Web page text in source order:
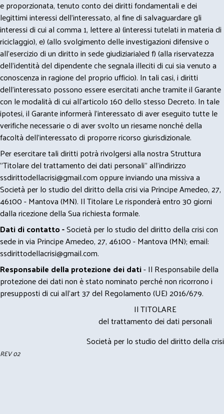
e proporzionata, tenuto conto dei diritti fondamentali e dei
legittimi interessi dell’interessato, al fine di salvaguardare gli
interessi di cui al comma 1, lettere a) (interessi tutelati in materia di
riciclaggio), e) (allo svolgimento delle investigazioni difensive o
all’esercizio di un diritto in sede giudiziaria)ed f) (alla riservatezza
dell’identità del dipendente che segnala illeciti di cui sia venuto a
conoscenza in ragione del proprio ufficio). In tali casi, i diritti
dell’interessato possono essere esercitati anche tramite il Garante
con le modalità di cui all’articolo 160 dello stesso Decreto. In tale
ipotesi, il Garante informerà l’interessato di aver eseguito tutte le
verifiche necessarie o di aver svolto un riesame nonché della
facoltà dell’interessato di proporre ricorso giurisdizionale.
Per esercitare tali diritti potrà rivolgersi alla nostra Struttura
"Titolare del trattamento dei dati personali" all'indirizzo
ssdirittodellacrisi@gmail.comoppure inviando una missiva a
Società per lo studio del diritto della crisi via Principe Amedeo, 27,
46100 - Mantova (MN). Il Titolare Le risponderà entro 30 giorni
dalla ricezione della Sua richiesta formale.
Dati di contatto -Società per lo studio del diritto della crisi con
sede in via Principe Amedeo, 27, 46100 - Mantova (MN); email:
ssdirittodellacrisi@gmail.com.
Responsabile della protezione dei dati- Il Responsabile della
protezione dei dati non è stato nominato perché non ricorrono i
presupposti di cui all’art 37 del Regolamento (UE) 2016/679.
Il TITOLARE
del trattamento dei dati personali
Società per lo studio del diritto della crisi
REV 02